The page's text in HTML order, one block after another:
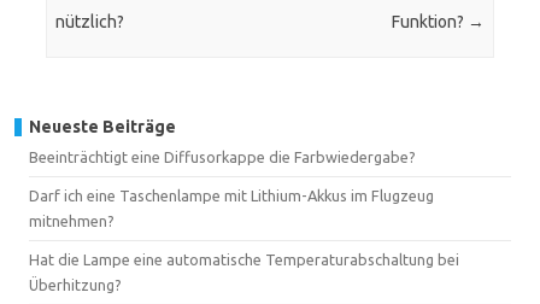
nützlich?
Funktion? →
Neueste Beiträge
Beeinträchtigt eine Diffusorkappe die Farbwiedergabe?
Darf ich eine Taschenlampe mit Lithium-Akkus im Flugzeug
mitnehmen?
Hat die Lampe eine automatische Temperaturabschaltung bei
Überhitzung?